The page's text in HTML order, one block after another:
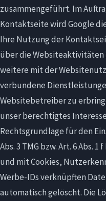
zusammengeführt. Im
Kontaktseite wird Google
Ihre Nutzung der
über die
weitere mit der
verbundene
Websitebetreiber zu
unser berechtigtes
Rechtsgrundlage für den
Abs. 3 TMG bzw. Art. 6 Abs.
und mit Cookies,
Werbe-IDs verknüpften
automatisch gelöscht. Die